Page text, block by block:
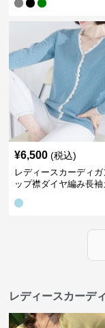
¥6,500 (税込)
レディースカーディガ
ップ襟ダイヤ編み長袖
レディースカーデ